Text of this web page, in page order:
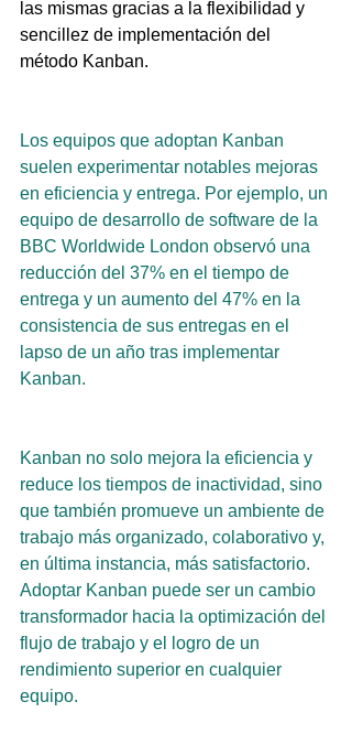
las mismas gracias a la flexibilidad y
sencillez de implementación del
método Kanban.
Los equipos que adoptan Kanban
suelen experimentar notables mejoras
en eficiencia y entrega. Por ejemplo, un
equipo de desarrollo de software de la
BBC Worldwide London observó una
reducción del 37% en el tiempo de
entrega y un aumento del 47% en la
consistencia de sus entregas en el
lapso de un año tras implementar
Kanban.
Kanban no solo mejora la eficiencia y
reduce los tiempos de inactividad, sino
que también promueve un ambiente de
trabajo más organizado, colaborativo y,
en última instancia, más satisfactorio.
Adoptar Kanban puede ser un cambio
transformador hacia la optimización del
flujo de trabajo y el logro de un
rendimiento superior en cualquier
equipo.